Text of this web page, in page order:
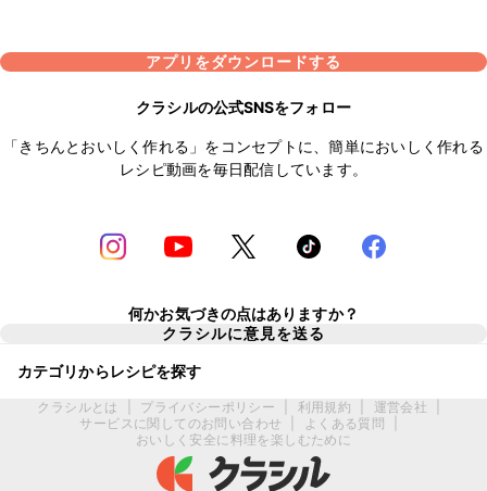
アプリをダウンロードする
クラシルの公式SNSをフォロー
「きちんとおいしく作れる」をコンセプトに、簡単においしく作れる
レシピ動画を毎日配信しています。
何かお気づきの点はありますか？
クラシルに意見を送る
カテゴリからレシピを探す
クラシルとは プライバシーポリシー 利用規約 運営会社
サービスに関してのお問い合わせ
よくある質問
おいしく安全に料理を楽しむために